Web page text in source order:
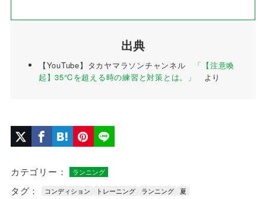
出典
【YouTube】タカヤマラソンチャンネル
「【注意喚
起】35℃を超える時の練習と対策とは。」
より
カテゴリー： ランニング
タグ： コンディション トレーニング ランニング 夏